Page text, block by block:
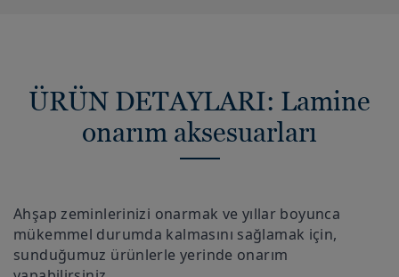
ÜRÜN DETAYLARI: Lamine
onarım aksesuarları
Ahşap zeminlerinizi onarmak ve yıllar boyunca
mükemmel durumda kalmasını sağlamak için,
sunduğumuz ürünlerle yerinde onarım